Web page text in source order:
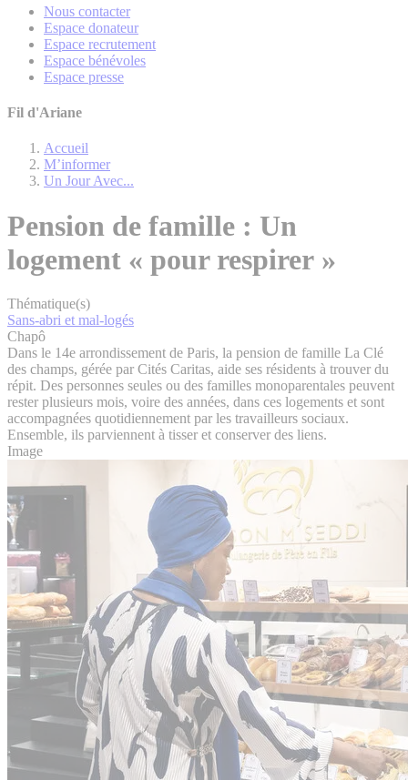
Nous contacter
Espace donateur
Espace recrutement
Espace bénévoles
Espace presse
Fil d'Ariane
Accueil
M’informer
Un Jour Avec...
Pension de famille : Un
logement « pour respirer »
Thématique(s)
Sans-abri et mal-logés
Chapô
Dans le 14e arrondissement de Paris, la pension de famille La Clé
des champs, gérée par Cités Caritas, aide ses résidents à trouver du
répit. Des personnes seules ou des familles monoparentales peuvent
rester plusieurs mois, voire des années, dans ces logements et sont
accompagnées quotidiennement par les travailleurs sociaux.
Ensemble, ils parviennent à tisser et conserver des liens.
Image